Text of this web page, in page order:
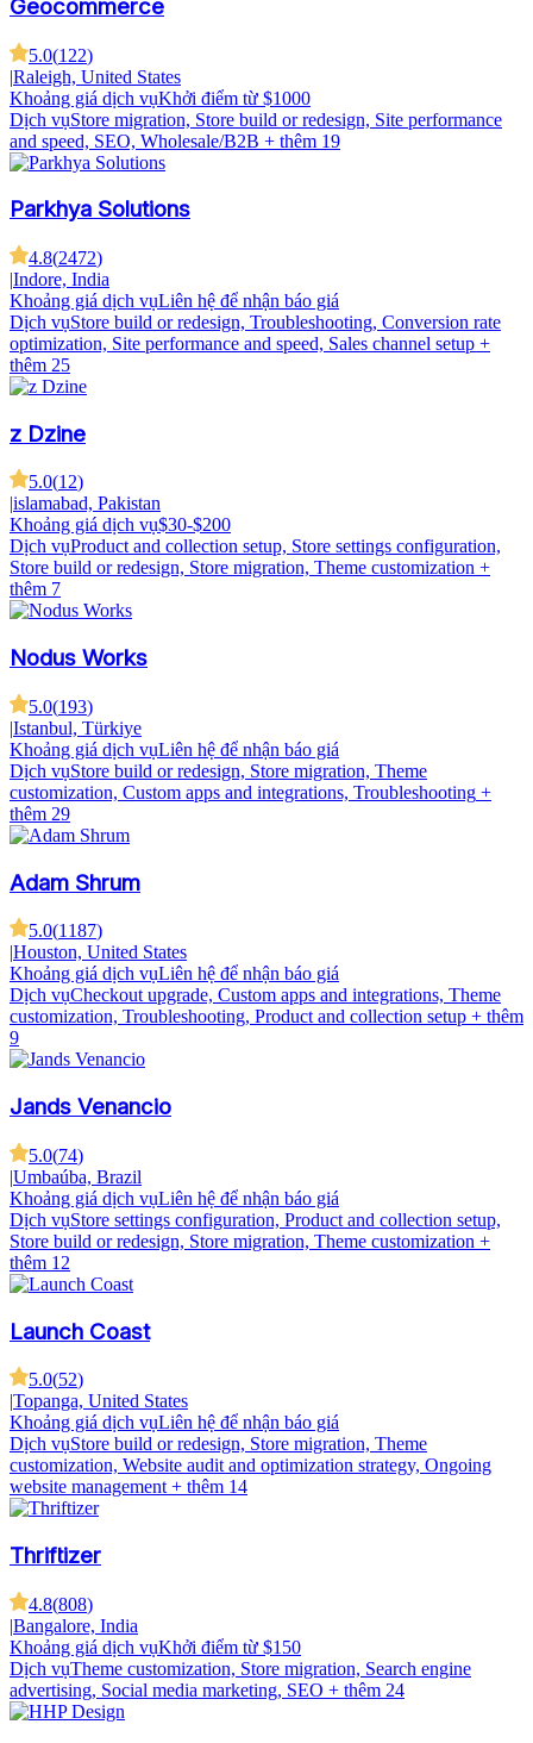
Geocommerce
5.0(122)
|Raleigh, United States
Khoảng giá dịch vụKhởi điểm từ $1000
Dịch vụStore migration, Store build or redesign, Site performance
and speed, SEO, Wholesale/B2B + thêm 19
Parkhya Solutions
4.8(2472)
|Indore, India
Khoảng giá dịch vụLiên hệ để nhận báo giá
Dịch vụStore build or redesign, Troubleshooting, Conversion rate
optimization, Site performance and speed, Sales channel setup +
thêm 25
z Dzine
5.0(12)
islamabad, Pakistan
Khoảng giá dịch vụ$30-$200
Dịch vụProduct and collection setup, Store settings configuration,
Store build or redesign, Store migration, Theme customization +
thêm 7
Nodus Works
5.0(193)
|Istanbul, Türkiye
Khoảng giá dịch vụLiên hệ để nhận báo giá
Dịch vụStore build or redesign, Store migration, Theme
customization, Custom apps and integrations, Troubleshooting +
thêm 29
Adam Shrum
5.0(1187)
|Houston, United States
Khoảng giá dịch vụLiên hệ để nhận báo giá
Dịch vụCheckout upgrade, Custom apps and integrations, Theme
customization, Troubleshooting, Product and collection setup + thêm
9
Jands Venancio
5.0(74)
|Umbaúba, Brazil
Khoảng giá dịch vụLiên hệ để nhận báo giá
Dịch vụStore settings configuration, Product and collection setup,
Store build or redesign, Store migration, Theme customization +
thêm 12
Launch Coast
5.0(52)
|Topanga, United States
Khoảng giá dịch vụLiên hệ để nhận báo giá
Dịch vụStore build or redesign, Store migration, Theme
customization, Website audit and optimization strategy, Ongoing
website management + thêm 14
Thriftizer
4.8(808)
|Bangalore, India
Khoảng giá dịch vụKhởi điểm từ $150
Dịch vụTheme customization, Store migration, Search engine
advertising, Social media marketing, SEO + thêm 24